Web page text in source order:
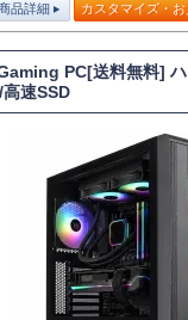
品詳細 カスタマイズ・
PC[送料無料]
高速SSD